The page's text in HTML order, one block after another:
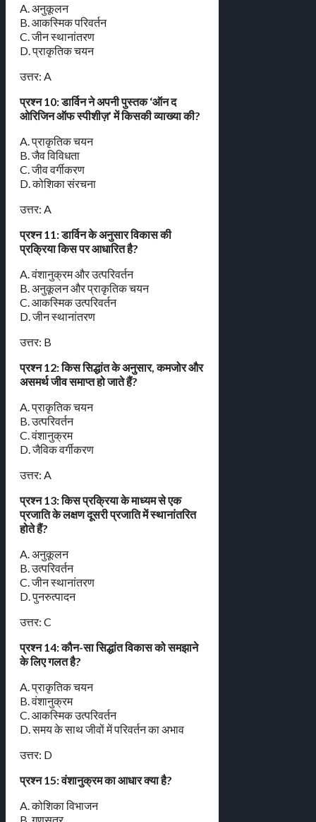
A. अनुकूलन
B. आकस्मिक परिवर्तन
C. जीन स्थानांतरण
D. प्राकृतिक चयन
उत्तर: A
प्रश्न 10: डार्विन ने अपनी पुस्तक ‘ऑन द
ओरिजिन ऑफ स्पीशीज़’ में किसकी व्याख्या की?
A. प्राकृतिक चयन
B. जैव विविधता
C. जीव वर्गीकरण
D. कोशिका संरचना
उत्तर: A
प्रश्न 11: डार्विन के अनुसार विकास की
प्रक्रिया किस पर आधारित है?
A. वंशानुक्रम और उत्परिवर्तन
B. अनुकूलन और प्राकृतिक चयन
C. आकस्मिक उत्परिवर्तन
D. जीन स्थानांतरण
उत्तर: B
प्रश्न 12: किस सिद्धांत के अनुसार, कमजोर और
असमर्थ जीव समाप्त हो जाते हैं?
A. प्राकृतिक चयन
B. उत्परिवर्तन
C. वंशानुक्रम
D. जैविक वर्गीकरण
उत्तर: A
प्रश्न 13: किस प्रक्रिया के माध्यम से एक
प्रजाति के लक्षण दूसरी प्रजाति में स्थानांतरित
होते हैं?
A. अनुकूलन
B. उत्परिवर्तन
C. जीन स्थानांतरण
D. पुनरुत्पादन
उत्तर: C
प्रश्न 14: कौन-सा सिद्धांत विकास को समझाने
के लिए गलत है?
A. प्राकृतिक चयन
B. वंशानुक्रम
C. आकस्मिक उत्परिवर्तन
D. समय के साथ जीवों में परिवर्तन का अभाव
उत्तर: D
प्रश्न 15: वंशानुक्रम का आधार क्या है?
A. कोशिका विभाजन